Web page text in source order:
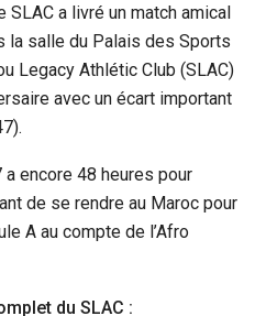
a livré un match amical
la salle du Palais des Sports
Legacy Athlétic Club (SLAC)
avec un écart important
encore 48 heures pour
de se rendre au Maroc pour
A au compte de l’Afro
du SLAC :